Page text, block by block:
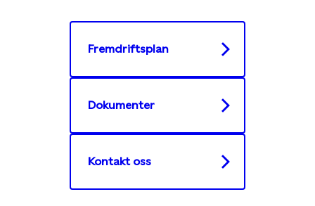
Fremdriftsplan
Dokumenter
Kontakt oss